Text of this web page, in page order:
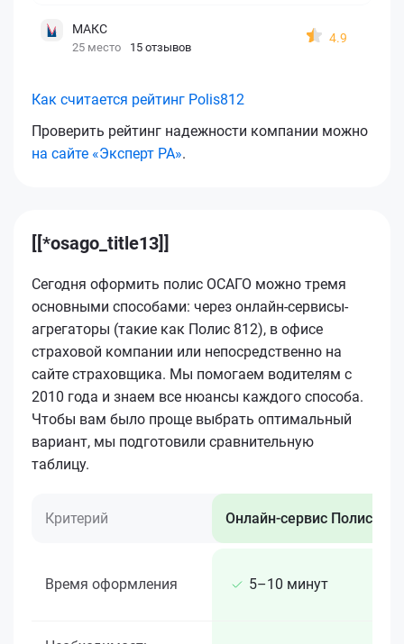
МАКС
25 место 15 отзывов
4.9
Как считается рейтинг Polis812
Проверить рейтинг надежности компании можно
на сайте «Эксперт РА».
[[*osago_title13]]
Сегодня оформить полис ОСАГО можно тремя
основными способами: через онлайн-сервисы-
агрегаторы (такие как Полис 812), в офисе
страховой компании или непосредственно на
сайте страховщика. Мы помогаем водителям с
2010 года и знаем все нюансы каждого способа.
Чтобы вам было проще выбрать оптимальный
вариант, мы подготовили сравнительную
таблицу.
Критерий Онлайн-сервис Полис 812
Время оформления 5–10 минут